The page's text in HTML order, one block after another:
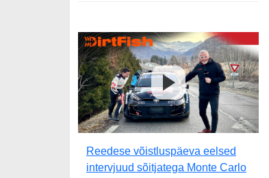
Reedese võistluspäeva eelsed
intervjuud sõitjatega Monte Carlo